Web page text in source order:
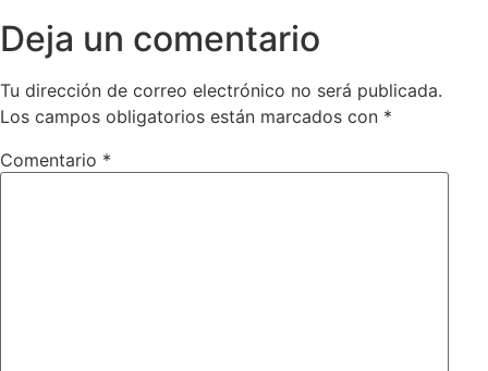
Deja un comentario
Tu dirección de correo electrónico no será publicada.
Los campos obligatorios están marcados con *
Comentario *